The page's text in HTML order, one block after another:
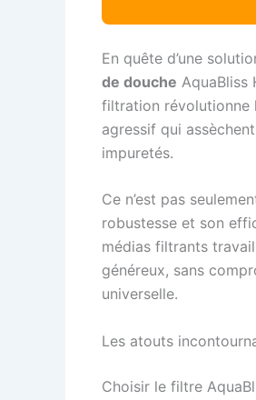
En quête d’une
de douche
filtration révolutionne
agressif qui
impuretés.
Ce n’est pas
robustesse et son
médias filtrants
généreux, sans
universelle.
Les atouts
Choisir le filtre